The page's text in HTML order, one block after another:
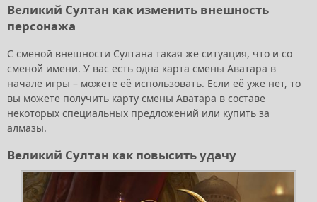
Великий Султан как изменить внешность
персонажа
С сменой внешности Султана такая же ситуация, что и со
сменой имени. У вас есть одна карта смены Аватара в
начале игры – можете её использовать. Если её уже нет, то
вы можете получить карту смены Аватара в составе
некоторых специальных предложений или купить за
алмазы.
Великий Султан как повысить удачу